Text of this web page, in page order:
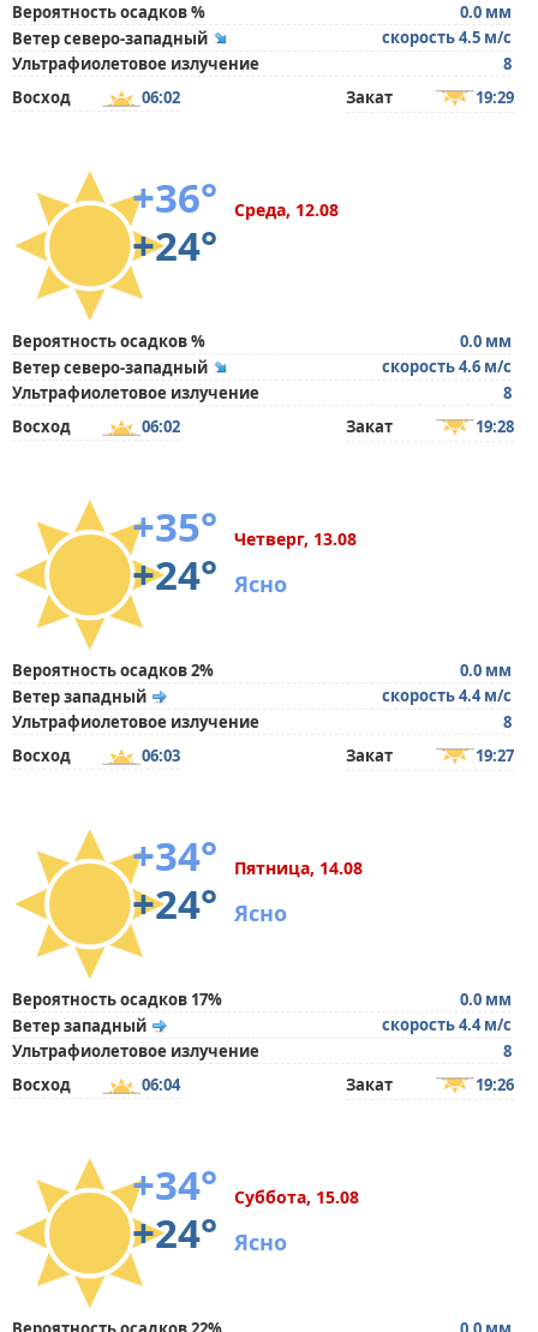
Вероятность осадков %
0.0 мм
Ветер северо-западный
скорость 4.5 м/с
Ультрафиолетовое излучение
8
Восход
06:02 Закат 19:29
+36°
+24°
Среда, 12.08
Вероятность осадков %
0.0 мм
Ветер северо-западный
скорость 4.6 м/с
Ультрафиолетовое излучение
8
Восход
06:02 Закат 19:28
+35°
+24°
Четверг, 13.08
Ясно
Вероятность осадков 2%
0.0 мм
Ветер западный
скорость 4.4 м/с
Ультрафиолетовое излучение
8
Восход
06:03 Закат 19:27
+34°
+24°
Пятница, 14.08
Ясно
Вероятность осадков 17%
0.0 мм
Ветер западный
скорость 4.4 м/с
Ультрафиолетовое излучение
8
Восход
06:04 Закат 19:26
+34°
+24°
Суббота, 15.08
Ясно